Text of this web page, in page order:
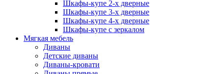
Шкафы-купе 2-х дверные
Шкафы-купе 3-х дверные
Шкафы-купе 4-х дверные
Шкафы-купе с зеркалом
Мягкая мебель
Диваны
Детские диваны
Диваны-кровати